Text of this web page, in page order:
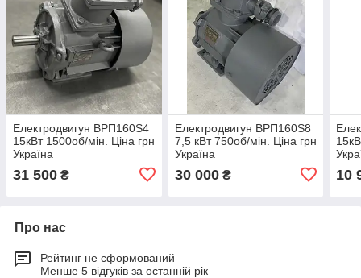
Електродвигун ВРП160Ѕ4
15кВт 1500об/мін. Ціна грн
Україна
31 500 ₴
Електродвигун ВРП160Ѕ8
7,5 кВт 750об/мін. Ціна грн
Україна
30 000₴ 10
Про нас
Рейтинг не сформований
Менше 5 відгуків за останній рік